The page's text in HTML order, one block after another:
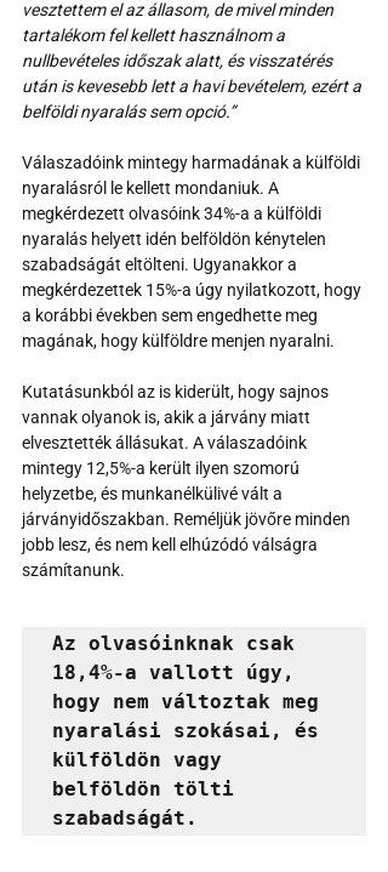
vesztettem el az állasom, de mivel minden
tartalékom fel kellett használnom a
nullbevételes időszak alatt, és visszatérés
után is kevesebb lett a havi bevételem, ezért a
belföldi nyaralás sem opció.”
Válaszadóink mintegy harmadának a külföldi
nyaralásról le kellett mondaniuk. A
megkérdezett olvasóink 34%-a a külföldi
nyaralás helyett idén belföldön kénytelen
szabadságát eltölteni. Ugyanakkor a
megkérdezettek 15%-a úgy nyilatkozott, hogy
a korábbi években sem engedhette meg
magának, hogy külföldre menjen nyaralni.
Kutatásunkból az is kiderült, hogy sajnos
vannak olyanok is, akik a járvány miatt
elvesztették állásukat. A válaszadóink
mintegy 12,5%-a került ilyen szomorú
helyzetbe, és munkanélkülivé vált a
járványidőszakban. Reméljük jövőre minden
jobb lesz, és nem kell elhúzódó válságra
számítanunk.
Az olvasóinknak csak
18,4%-a vallott úgy,
hogy nem változtak meg
nyaralási szokásai, és
külföldön vagy
belföldön tölti
szabadságát.